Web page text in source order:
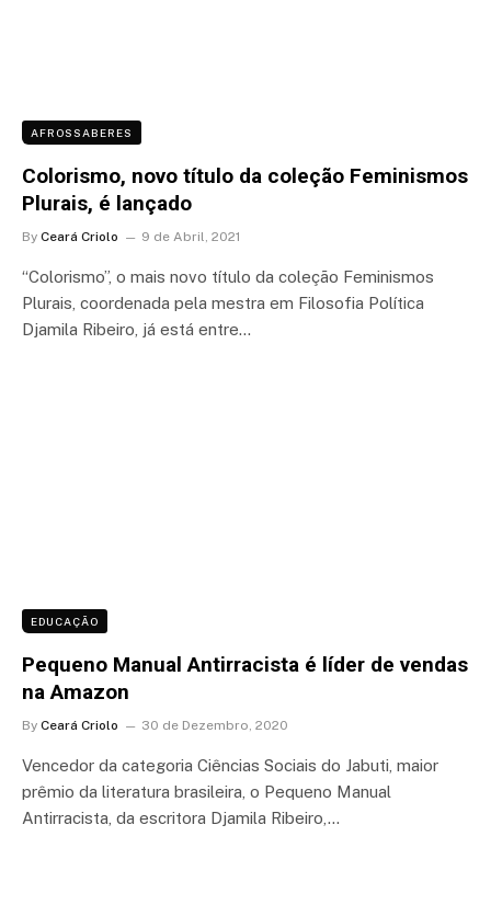
AFROSSABERES
Colorismo, novo título da coleção Feminismos
Plurais, é lançado
By Ceará Criolo 9 de Abril, 2021
“Colorismo”, o mais novo título da coleção Feminismos
Plurais, coordenada pela mestra em Filosofia Política
Djamila Ribeiro, já está entre…
EDUCAÇÃO
Pequeno Manual Antirracista é líder de vendas
na Amazon
By Ceará Criolo 30 de Dezembro, 2020
Vencedor da categoria Ciências Sociais do Jabuti, maior
prêmio da literatura brasileira, o Pequeno Manual
Antirracista, da escritora Djamila Ribeiro,…